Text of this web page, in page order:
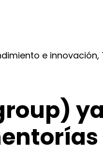
e innovación,